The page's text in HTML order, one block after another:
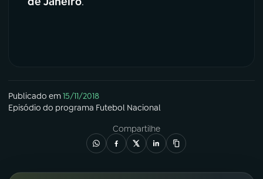
TikTok
Publicado em15/11/2018
Episódio do programa Futebol Nacional
Compartilhe